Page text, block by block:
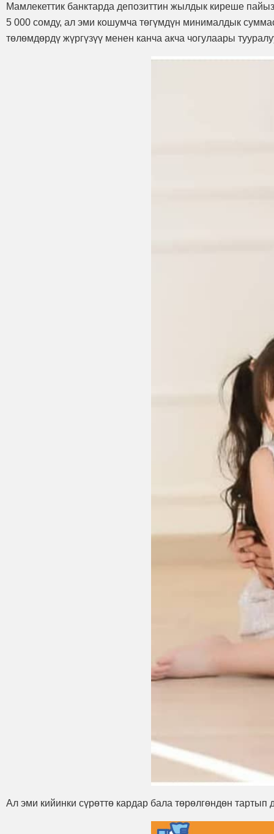
Мамлекеттик банктарда депозиттин жылдык киреше
5 000 сомду, ал эми кошумча төгүмдүн минималдык
төлөмдөрдү жүргүзүү менен канча акча чогулаары
Ал эми кийинки сүрөттө кардар бала төрөлгөндөн